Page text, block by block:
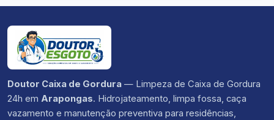
Doutor Caixa de Gordura — Limpeza de Caixa de Gordura
24h em Arapongas. Hidrojateamento, limpa fossa, caça
vazamento e manutenção preventiva para residências,